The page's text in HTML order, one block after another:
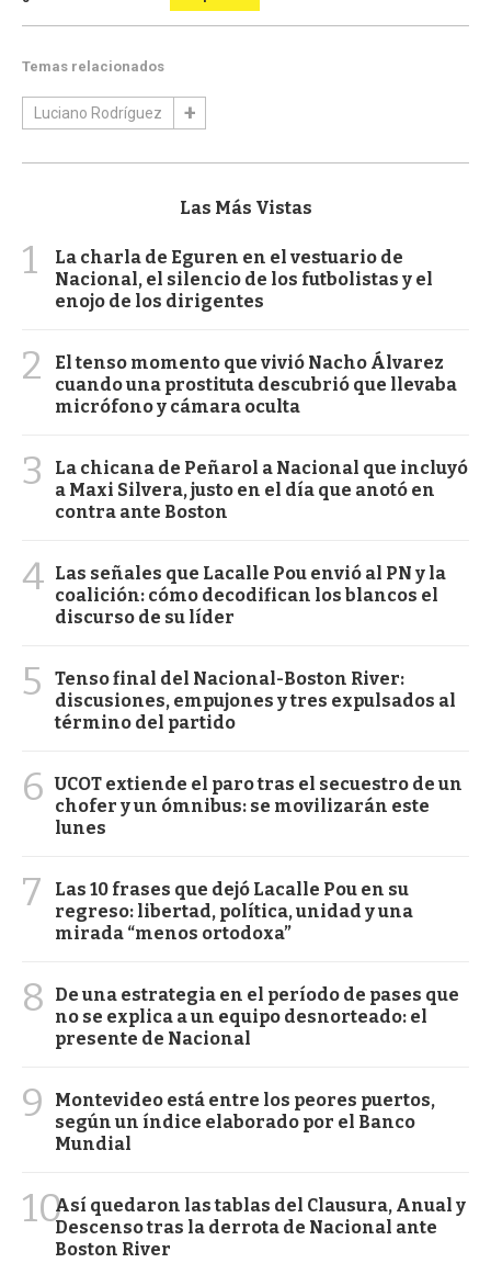
Temas relacionados
Luciano Rodríguez
Las Más Vistas
1
La charla de Eguren en el vestuario de
Nacional, el silencio de los futbolistas y el
enojo de los dirigentes
2
El tenso momento que vivió Nacho Álvarez
cuando una prostituta descubrió que llevaba
micrófono y cámara oculta
3
La chicana de Peñarol a Nacional que incluyó
a Maxi Silvera, justo en el día que anotó en
contra ante Boston
4 Las señales que Lacalle Pou envió al PN y la
coalición: cómo decodifican los blancos el
discurso de su líder
5
Tenso final del Nacional-Boston River:
discusiones, empujones y tres expulsados al
término del partido
6 UCOT extiende el paro tras el secuestro de un
chofer y un ómnibus: se movilizarán este
lunes
7
Las 10 frases que dejó Lacalle Pou en su
regreso: libertad, política, unidad y una
mirada “menos ortodoxa”
8
De una estrategia en el período de pases que
no se explica a un equipo desnorteado: el
presente de Nacional
9
Montevideo está entre los peores puertos,
según un índice elaborado por el Banco
Mundial
10Así quedaron las tablas del Clausura, Anual y
Descenso tras la derrota de Nacional ante
Boston River